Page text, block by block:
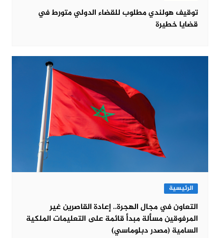
توقيف هولندي مطلوب للقضاء الدولي متورط في
قضايا خطيرة
الرئيسية
التعاون في مجال الهجرة.. إعادة القاصرين غير
المرفوقين مسألة مبدأ قائمة على التعليمات الملكية
السامية (مصدر دبلوماسي)